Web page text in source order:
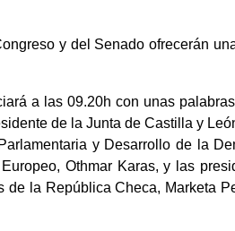
y del Senado ofrecerán
a las 09.20h con unas
de la Junta de Castilla y
y Desarrollo de la
Othmar Karas, y las
de la República Checa, Marketa